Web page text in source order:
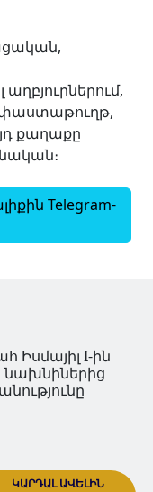
փաստաթուղթ,
քաղաքը
Telegram-